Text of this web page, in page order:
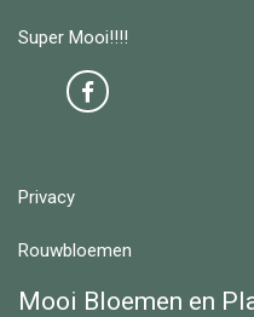
Super Mooi!!!!
Privacy
Rouwbloemen
Mooi Bloemen en